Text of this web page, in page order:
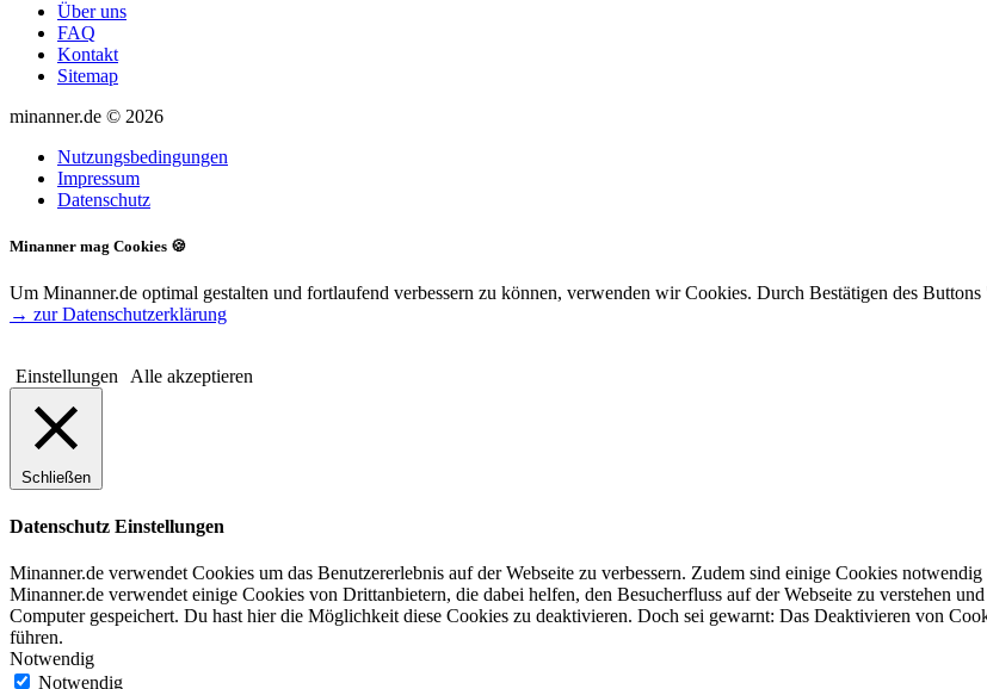
Über uns
FAQ
Kontakt
Sitemap
minanner.de © 2026
Nutzungsbedingungen
Impressum
Datenschutz
Minanner mag Cookies 🍪
Um Minanner.de optimal gestalten und fortlaufend verbessern zu können, verwenden wir Cookies. Durch Bestätigen des
→ zur Datenschutzerklärung
Einstellungen Alle akzeptieren
Schließen
Datenschutz Einstellungen
Minanner.de verwendet Cookies um das Benutzererlebnis auf der Webseite zu verbessern. Zudem sind einige Cookies
Minanner.de verwendet einige Cookies von Drittanbietern, die dabei helfen, den Besucherfluss auf der Webseite zu verstehen
Computer gespeichert. Du hast hier die Möglichkeit diese Cookies zu deaktivieren. Doch sei gewarnt: Das Deaktivieren von
führen.
Notwendig
Notwendig